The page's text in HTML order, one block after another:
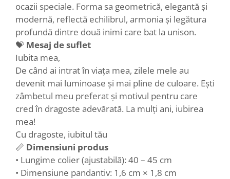
ocazii speciale. Forma sa geometrică, elegantă și
modernă, reflectă echilibrul, armonia și legătura
profundă dintre două inimi care bat la unison.
💝 Mesaj de suflet
Iubita mea,
De când ai intrat în viața mea, zilele mele au
devenit mai luminoase și mai pline de culoare. Ești
zâmbetul meu preferat și motivul pentru care
cred în dragoste adevărată. La mulți ani, iubirea
mea!
Cu dragoste, iubitul tău
📏 Dimensiuni produs
• Lungime colier (ajustabilă): 40 – 45 cm
• Dimensiune pandantiv: 1,6 cm × 1,8 cm